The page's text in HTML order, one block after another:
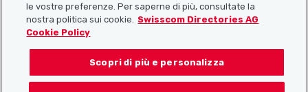
Seguiteci su:
le vostre preferenze. Per saperne di più, consultate la
nostra politica sui cookie.
Swisscom Directories AG
Cookie Policy
Scopri di più e personalizza